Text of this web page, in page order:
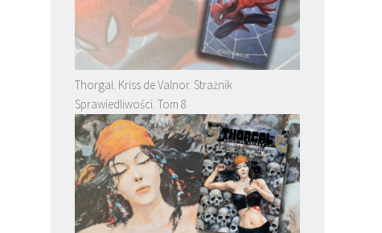
Thorgal. Kriss de Valnor. Strażnik
Sprawiedliwości. Tom 8